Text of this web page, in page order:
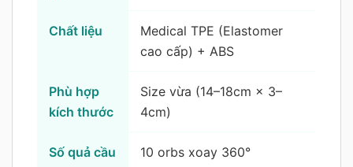
Chất liệu
Medical TPE (Elastomer
cao cấp) + ABS
Phù hợp
kích thước
Size vừa (14–18cm × 3–
4cm)
Số quả cầu 10 orbs xoay 360°